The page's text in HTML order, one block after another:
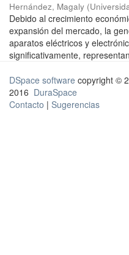
Hernández, Magaly (
Debido al crecimiento
expansión del mercado, la
aparatos eléctricos y
significativamente,
DSpace software copyright ©
2016 DuraSpace
Contacto | Sugerencias